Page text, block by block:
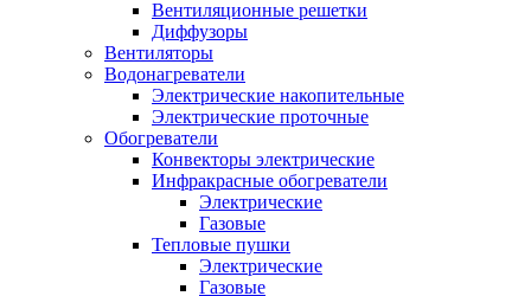
Вентиляционные решетки
Диффузоры
Вентиляторы
Водонагреватели
Электрические накопительные
Электрические проточные
Обогреватели
Конвекторы электрические
Инфракрасные обогреватели
Электрические
Газовые
Тепловые пушки
Электрические
Газовые